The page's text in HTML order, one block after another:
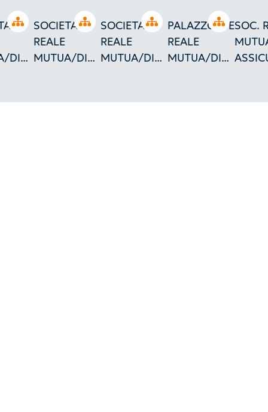
Open tree
DI
Open tree
SOCIETA'
REALE
MUTUA/DI
Open tree
SOCIETA'
REALE
MUTUA/DI
Open tree
PALAZZO/DELLA/
REALE
MUTUA/DI
SOC.